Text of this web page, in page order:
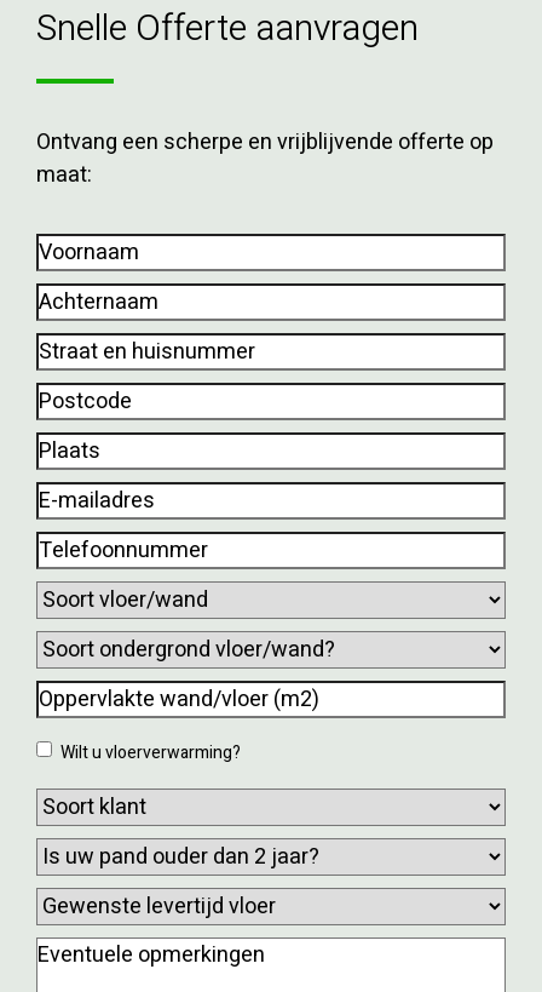
Snelle Offerte aanvragen
Ontvang een scherpe en vrijblijvende offerte op
maat:
Voornaam(Vereist)
Achternaam(Vereist)
Straat
en
huisnummer(Vereist)
Postcode(Vereist)
Plaats(Vereist)
E-
mailadres(Vereist)
Telefoonnummer(Vereist)
Soort
vloer/wand(Vereist)
Soort
ondergrond
vloer/wand?
Oppervlakte
wand/vloer
(m2)
(Vereist)
Wilt
vloerverwarming?
Wilt u vloerverwarming?
Soort
klant(Vereist)
Is
uw
pand
ouder
Gewenste
levertijd
vloer(Vereist)
Eventuele